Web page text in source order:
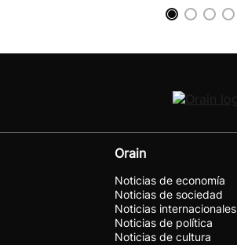
Orain
Noticias de economía
Noticias de sociedad
Noticias internacionales
Noticias de política
Noticias de cultura